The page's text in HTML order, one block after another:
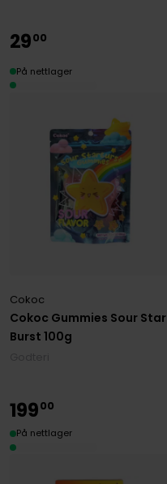
Cokoc Gummies Sour Star
Burst 100g
Cokoc
2900
På nettlager
19900
På nettlager